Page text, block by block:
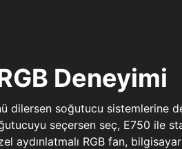
Deneyimi
dilersen soğutucu sistemlerine
seçersen seç, E750 ile
aydınlatmalı RGB fan,